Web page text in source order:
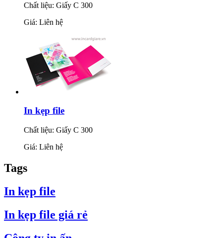
Chất liệu: Giấy C 300
Giá: Liên hệ
In kẹp file
Chất liệu: Giấy C 300
Giá: Liên hệ
Tags
In kẹp file
In kẹp file giá rẻ